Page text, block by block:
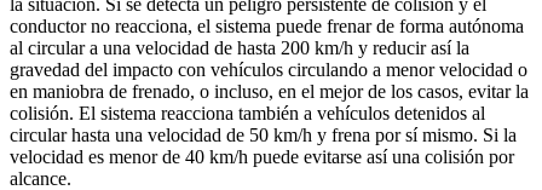
conductor no reacciona, el sistema puede frenar de forma autónoma
al circular a una velocidad de hasta 200 km/h y reducir así la
gravedad del impacto con vehículos circulando a menor velocidad o
en maniobra de frenado, o incluso, en el mejor de los casos, evitar la
colisión. El sistema reacciona también a vehículos detenidos al
circular hasta una velocidad de 50 km/h y frena por sí mismo. Si la
velocidad es menor de 40 km/h puede evitarse así una colisión por
alcance.